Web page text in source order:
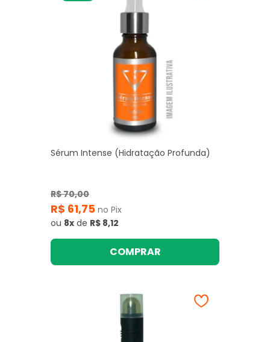
Sérum Intense (Hidratação Profunda)
R$ 70,00
R$ 61,75 no Pix
ou 8x de R$ 8,12
COMPRAR